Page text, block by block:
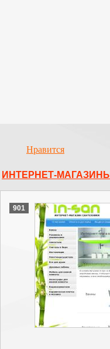
Нравится
ИНТЕРНЕТ-МАГАЗИНЫ
901